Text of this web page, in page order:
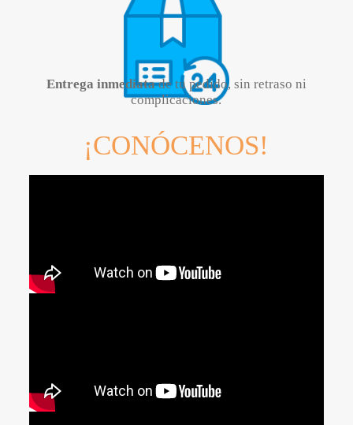
Entrega inmediatade tu pedido, sin retraso ni
complicaciones.
¡CONÓCENOS!